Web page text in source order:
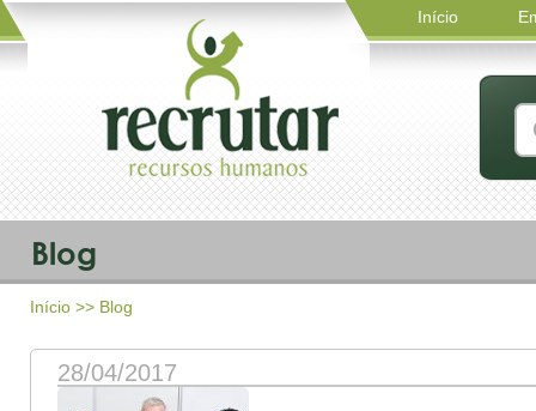
Início
Blog
Início >> Blog
28/04/2017